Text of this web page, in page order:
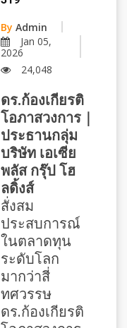
By Admin
Jan 05,
2026
24,048
ดร.ก้องเกียรติ
โอภาสวงการ｜
ประธานกลุ่ม
บริษัท เอเซีย
พลัส กรุ๊ป โฮ
ลดิ้งส์
สั่งสม
ประสบการณ์
ในตลาดทุน
ระดับโลก
มากว่าสี่
ทศวรรษ
ดร.ก้องเกียรติ